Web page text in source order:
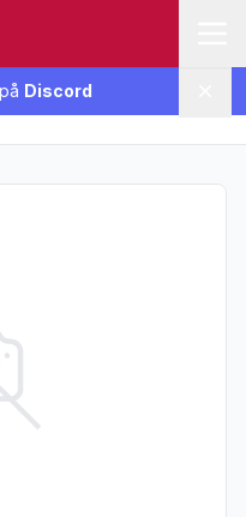
Discord